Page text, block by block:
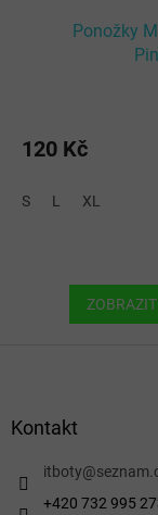
Ponožky
120 Kč
S L XL
Kontakt
itboty@
+420 732 995